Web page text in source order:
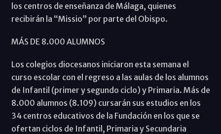
los centros de enseñanza de Málaga, quienes
recibirán la “Missio” por parte del Obispo.
MÁS DE 8.000 ALUMNOS
Los colegios diocesanos iniciaron esta semana el
curso escolar con el regreso a las aulas de los alumnos
de Infantil (primer y segundo ciclo) y Primaria. Más de
8.000 alumnos (8.109) cursarán sus estudios en los
34 centros educativos de la Fundación en los que se
ofertan ciclos de Infantil, Primaria y Secundaria